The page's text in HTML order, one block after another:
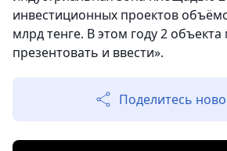
инвестиционных проектов
млрд тенге. В этом году 2
презентовать и ввести».
Поделитесь